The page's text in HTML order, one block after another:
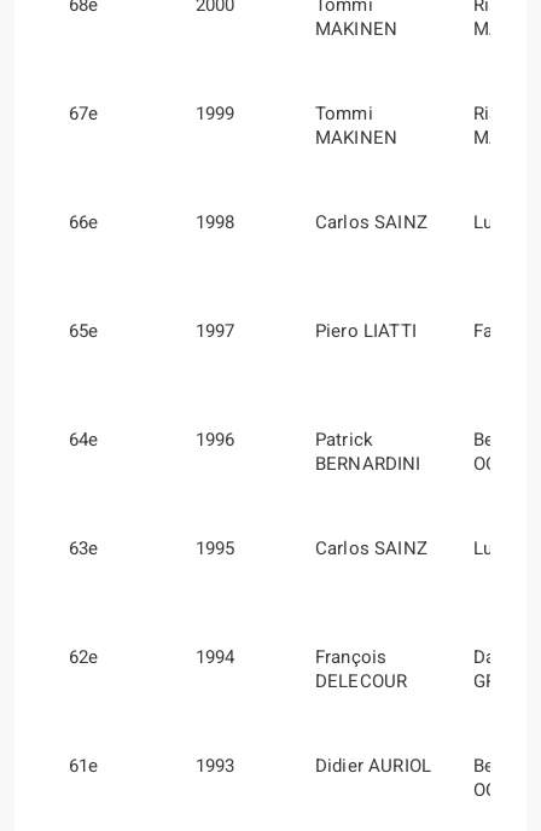
MAKINEN
67e 1999
Tommi
MAKINEN
Risto
66e 1998 Carlos SAINZ Luis
65e 1997 Piero LIATTI
64e 1996
Patrick
BERNARDINI
Bernard
63e 1995 Carlos SAINZ Luis
62e 1994
François
DELECOUR
Daniel
61e 1993 Didier AURIOL
Bernard